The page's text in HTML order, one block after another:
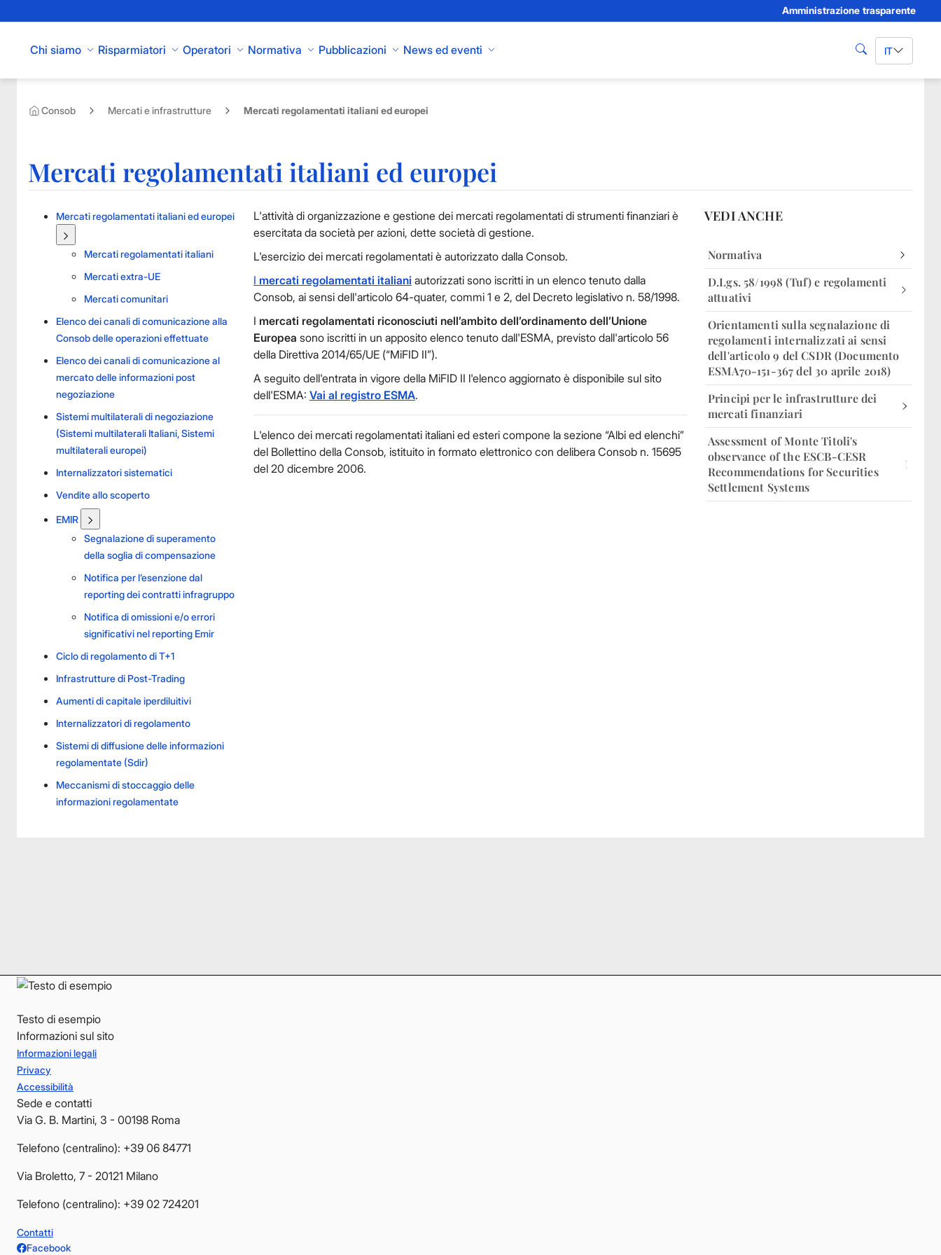
Amministrazione trasparente
Chi siamo Risparmiatori Operatori Normativa Pubblicazioni News ed eventi cerca IT
Consob Mercati e infrastrutture Mercati regolamentati italiani ed europei
Mercati regolamentati italiani ed europei
Mercati regolamentati italiani ed europei
Mercati regolamentati italiani
Mercati extra-UE
Mercati comunitari
Elenco dei canali di comunicazione alla
Consob delle operazioni effettuate
Elenco dei canali di comunicazione al
mercato delle informazioni post
negoziazione
Sistemi multilaterali di negoziazione
(Sistemi multilaterali Italiani, Sistemi
multilaterali europei)
Internalizzatori sistematici
Vendite allo scoperto
EMIR
Segnalazione di superamento
della soglia di compensazione
Notifica per l’esenzione dal
reporting dei contratti infragruppo
Notifica di omissioni e/o errori
significativi nel reporting Emir
Ciclo di regolamento di T+1
Infrastrutture di Post-Trading
Aumenti di capitale iperdiluitivi
Internalizzatori di regolamento
Sistemi di diffusione delle informazioni
regolamentate (Sdir)
Meccanismi di stoccaggio delle
informazioni regolamentate
L'attività di organizzazione e gestione dei mercati regolamentati di strumenti finanziari è
esercitata da società per azioni, dette società di gestione.
L'esercizio dei mercati regolamentati è autorizzato dalla Consob.
I mercati regolamentati italiani autorizzati sono iscritti in un elenco tenuto dalla
Consob, ai sensi dell'articolo 64-quater, commi 1 e 2, del Decreto legislativo n. 58/1998.
I mercati regolamentati riconosciuti nell’ambito dell’ordinamento dell’Unione
Europea sono iscritti in un apposito elenco tenuto dall'ESMA, previsto dall'articolo 56
della Direttiva 2014/65/UE (“MiFID II”).
A seguito dell'entrata in vigore della MiFID II l'elenco aggiornato è disponibile sul sito
dell'ESMA: Vai al registro ESMA.
L'elenco dei mercati regolamentati italiani ed esteri compone la sezione “Albi ed elenchi”
del Bollettino della Consob, istituito in formato elettronico con delibera Consob n. 15695
del 20 dicembre 2006.
VEDI ANCHE
Normativa
D.Lgs. 58/1998 (Tuf) e regolamenti
attuativi
Orientamenti sulla segnalazione di
regolamenti internalizzati ai sensi
dell'articolo 9 del CSDR (Documento
ESMA70-151-367 del 30 aprile 2018)
Principi per le infrastrutture dei
mercati finanziari
Assessment of Monte Titoli's
observance of the ESCB-CESR
Recommendations for Securities
Settlement Systems
Testo di esempio
Informazioni sul sito
Informazioni legali
Privacy
Accessibilità
Sede e contatti
Via G. B. Martini, 3 - 00198 Roma
Telefono (centralino): +39 06 84771
Via Broletto, 7 - 20121 Milano
Telefono (centralino): +39 02 724201
Contatti
Facebook